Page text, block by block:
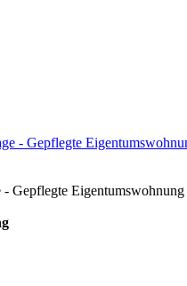
- Gepflegte